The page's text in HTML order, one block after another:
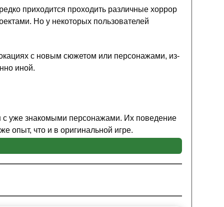
приходится проходить различные хоррор
Но у некоторых пользователей
с новым сюжетом или персонажами, из-
иной.
с уже знакомыми персонажами. Их поведение
опыт, что и в оригинальной игре.
при этом способности самого главного
сохраняться на протяжении всего
то он должен быть ознакомлен с ключевыми